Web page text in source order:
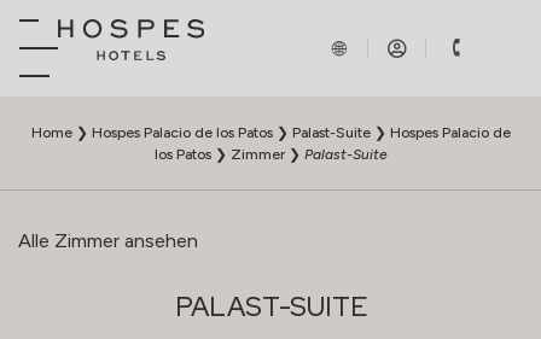
Home❯ Hospes Palacio de los Patos❯ Palast-Suite❯ Hospes Palacio de
los Patos❯ Zimmer❯ Palast-Suite
Alle Zimmer ansehen
PALAST-SUITE